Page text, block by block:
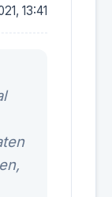
13:41